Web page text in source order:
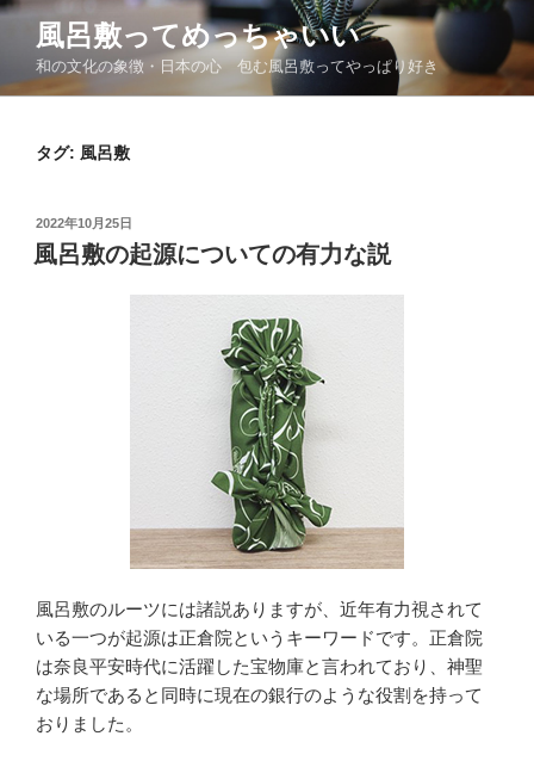
コ
ン
風呂敷ってめっちゃいい
和の文化の象徴・日本の心 包む風呂敷ってやっぱり好き
タグ: 風呂敷
投
稿
日:
2022年10月25日
風呂敷の起源についての有力な説
風呂敷のルーツには諸説ありますが、近年有力視されて
いる一つが起源は正倉院というキーワードです。正倉院
は奈良平安時代に活躍した宝物庫と言われており、神聖
な場所であると同時に現在の銀行のような役割を持って
おりました。